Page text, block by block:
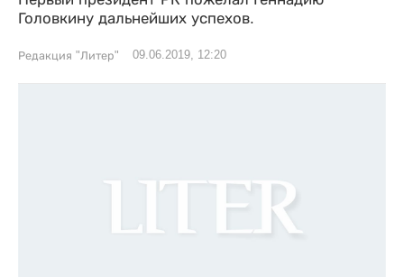
Головкину дальнейших успехов.
Редакция "Литер" 09.06.2019, 12:20